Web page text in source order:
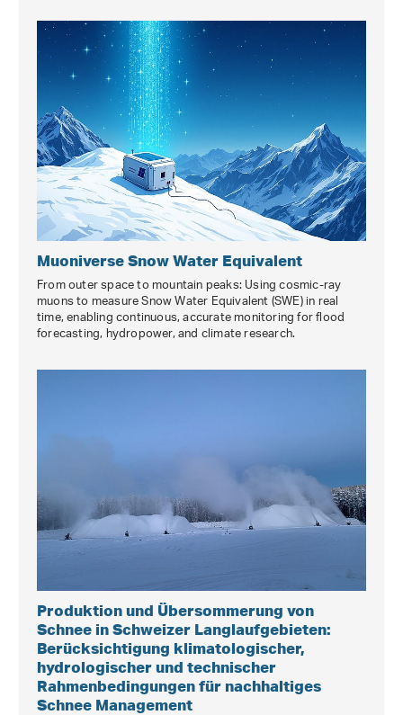
Muoniverse Snow Water Equivalent
From outer space to mountain peaks: Using cosmic-ray
muons to measure Snow Water Equivalent (SWE) in real
time, enabling continuous, accurate monitoring for flood
forecasting, hydropower, and climate research.
Produktion und Übersommerung von
Schnee in Schweizer Langlaufgebieten:
Berücksichtigung klimatologischer,
hydrologischer und technischer
Rahmenbedingungen für nachhaltiges
Schnee Management